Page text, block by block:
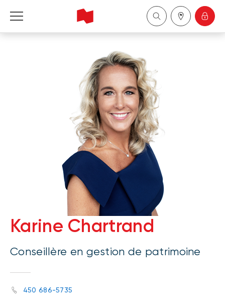
Karine Chartrand
Conseillère en gestion de patrimoine
450 686-5735